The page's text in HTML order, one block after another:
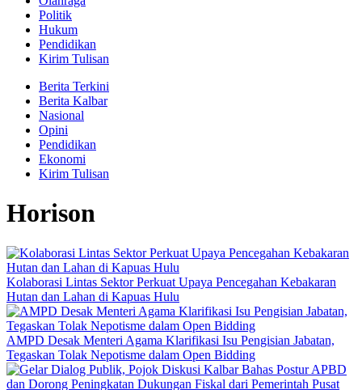
Politik
Hukum
Pendidikan
Kirim Tulisan
Berita Terkini
Berita Kalbar
Nasional
Opini
Pendidikan
Ekonomi
Kirim Tulisan
Horison
Kolaborasi Lintas Sektor Perkuat Upaya Pencegahan Kebakaran
Hutan dan Lahan di Kapuas Hulu
AMPD Desak Menteri Agama Klarifikasi Isu Pengisian Jabatan,
Tegaskan Tolak Nepotisme dalam Open Bidding